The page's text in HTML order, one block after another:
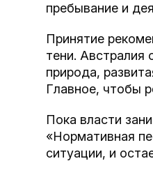
пребывание и
Принятие
тени. Австралия
природа,
Главное, чтобы
Пока власти
«Нормативная
ситуации, и